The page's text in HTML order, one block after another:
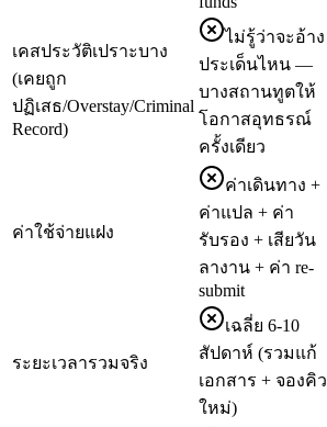
เคสประวัติเปราะบาง
(เคยถูก
ปฏิเสธ/Overstay/Criminal
Record)
ไม่รู้ว่าจะอ้าง
ประเด็นไหน —
บางสถานทูตให้
โอกาสอุทธรณ์
ครั้งเดียว
ค่าใช้จ่ายแฝง
ค่าเดินทาง +
ค่าแปล + ค่า
รับรอง + เสียวัน
ลางาน + ค่า re-
submit
ระยะเวลารวมจริง
เฉลี่ย 6-10
สัปดาห์ (รวมแก้
เอกสาร + จองคิว
ใหม่)